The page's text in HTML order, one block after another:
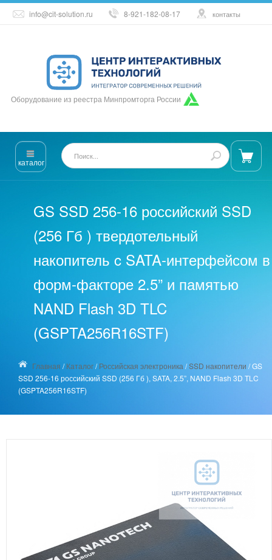
info@cit-solution.ru 8-921-182-08-17 контакты
Оборудование из реестра Минпромторга России
каталог
GS SSD 256-16 российский SSD
(256 Гб ) твердотельный
накопитель c SATA-интерфейсом в
форм-факторе 2.5” и памятью
NAND Flash 3D TLC
(GSPTA256R16STF)
Главная /Каталог/Российская электроника /SSD накопители /GS
SSD 256-16 российский SSD (256 Гб ), SATA, 2.5”, NAND Flash 3D TLC
(GSPTA256R16STF)